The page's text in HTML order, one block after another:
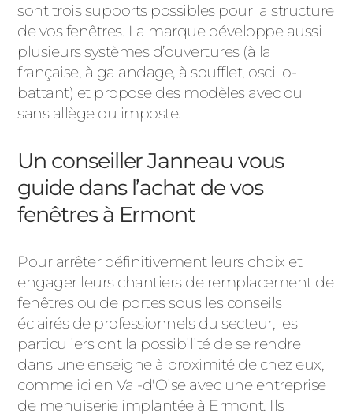
sont trois supports possibles pour la structure
de vos fenêtres. La marque développe aussi
plusieurs systèmes d’ouvertures (à la
française, à galandage, à soufflet, oscillo-
battant) et propose des modèles avec ou
sans allège ou imposte.
Un conseiller Janneau vous
guide dans l’achat de vos
fenêtres à Ermont
Pour arrêter définitivement leurs choix et
engager leurs chantiers de remplacement de
fenêtres ou de portes sous les conseils
éclairés de professionnels du secteur, les
particuliers ont la possibilité de se rendre
dans une enseigne à proximité de chez eux,
comme ici en Val-d'Oise avec une entreprise
de menuiserie implantée à Ermont. Ils